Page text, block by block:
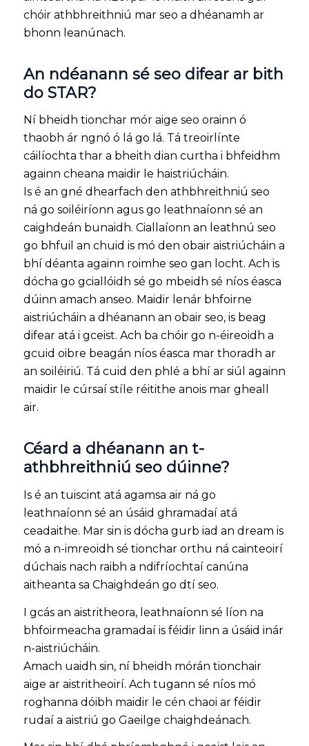
chóir athbhreithniú mar seo a dhéanamh ar
bhonn leanúnach.
An ndéanann sé seo difear ar bith
do STAR?
Ní bheidh tionchar mór aige seo orainn ó
thaobh ár ngnó ó lá go lá. Tá treoirlínte
cáilíochta thar a bheith dian curtha i bhfeidhm
againn cheana maidir le haistriúcháin.
Is é an gné dhearfach den athbhreithniú seo
ná go soiléiríonn agus go leathnaíonn sé an
caighdeán bunaidh. Ciallaíonn an leathnú seo
go bhfuil an chuid is mó den obair aistriúcháin a
bhí déanta againn roimhe seo gan locht. Ach is
dócha go gciallóidh sé go mbeidh sé níos éasca
dúinn amach anseo. Maidir lenár bhfoirne
aistriúcháin a dhéanann an obair seo, is beag
difear atá i gceist. Ach ba chóir go n-éireoidh a
gcuid oibre beagán níos éasca mar thoradh ar
an soiléiriú. Tá cuid den phlé a bhí ar siúl againn
maidir le cúrsaí stíle réitithe anois mar gheall
air.
Céard a dhéanann an t-
athbhreithniú seo dúinne?
Is é an tuiscint atá agamsa air ná go
leathnaíonn sé an úsáid ghramadaí atá
ceadaithe. Mar sin is dócha gurb iad an dream is
mó a n-imreoidh sé tionchar orthu ná cainteoirí
dúchais nach raibh a ndifríochtaí canúna
aitheanta sa Chaighdeán go dtí seo.
I gcás an aistritheora, leathnaíonn sé líon na
bhfoirmeacha gramadaí is féidir linn a úsáid inár
n-aistriúcháin.
Amach uaidh sin, ní bheidh mórán tionchair
aige ar aistritheoirí. Ach tugann sé níos mó
roghanna dóibh maidir le cén chaoi ar féidir
rudaí a aistriú go Gaeilge chaighdeánach.